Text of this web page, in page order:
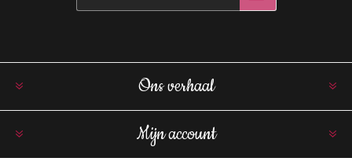
Ons verhaal
Mijn account